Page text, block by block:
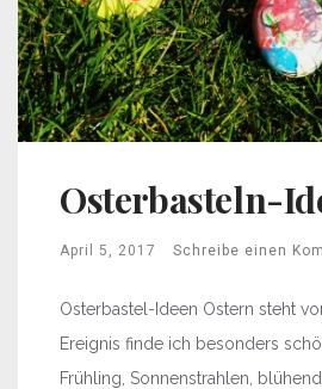
Osterbasteln-
April 5, 2017 Schreibe einen
Osterbastel-Ideen Ostern steht
Ereignis finde ich besonders
Frühling, Sonnenstrahlen,